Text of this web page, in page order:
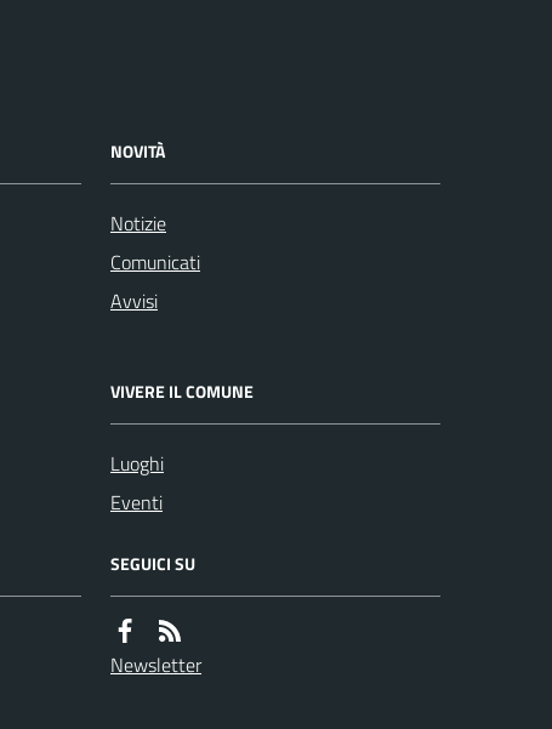
NOVITÀ
Notizie
Comunicati
Avvisi
VIVERE IL COMUNE
Luoghi
Eventi
SEGUICI SU
Newsletter